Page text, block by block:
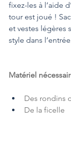
fixez-les à l’aide
tour est joué !
et vestes légères
style dans
Matériel
Des rondins
De la ficelle